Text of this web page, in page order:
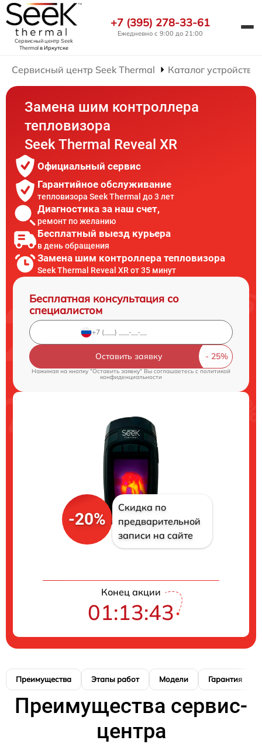
Сервисный центр Seek
Thermalв Иркутске
+7 (395) 278-33-61
Ежедневно с 9:00 до 21:00
Сервисный центр Seek Thermal Каталог устройств
Замена шим контроллера
тепловизора
Seek Thermal Reveal XR
Официальный сервис
Гарантийное обслуживание
тепловизора Seek Thermal до 3 лет
Диагностика за наш счет,
ремонт по желанию
Бесплатный выезд курьера
в день обращения
Замена шим контроллера тепловизора
Seek Thermal Reveal XR от 35 минут
Бесплатная консультация со
специалистом
Оставить заявку
Нажимая на кнопку "Оставить заявку" Вы соглашаетесь cполитикой
конфиденциальности
-20%
Скидка по
предварительной
записи на сайте
Конец акции
01:13:42
Преимущества Этапы работ Модели Гарантия
Преимущества сервис-
центра